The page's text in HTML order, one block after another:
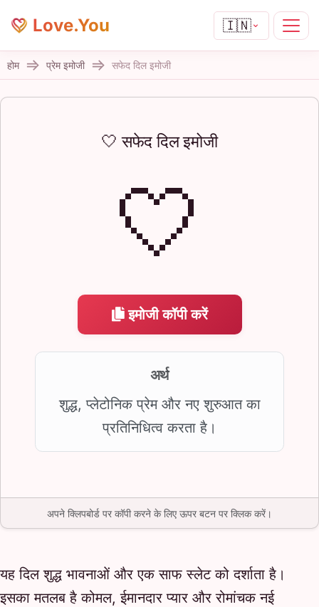
Love.You 🇮🇳
होम प्रेम इमोजी सफेद दिल इमोजी
🤍 सफेद दिल इमोजी
🤍
इमोजी कॉपी करें
अर्थ
शुद्ध, प्लेटोनिक प्रेम और नए शुरुआत का
प्रतिनिधित्व करता है।
अपने क्लिपबोर्ड पर कॉपी करने के लिए ऊपर बटन पर क्लिक करें।
यह दिल शुद्ध भावनाओं और एक साफ स्लेट को दर्शाता है।
इसका मतलब है कोमल, ईमानदार प्यार और रोमांचक नई